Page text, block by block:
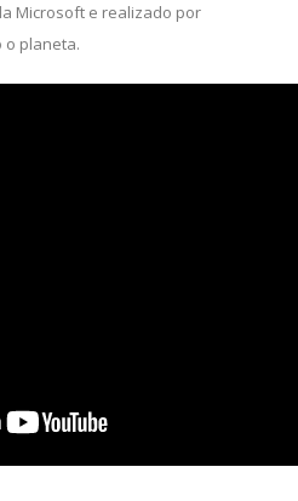
Microsoft e realizado por
o planeta.